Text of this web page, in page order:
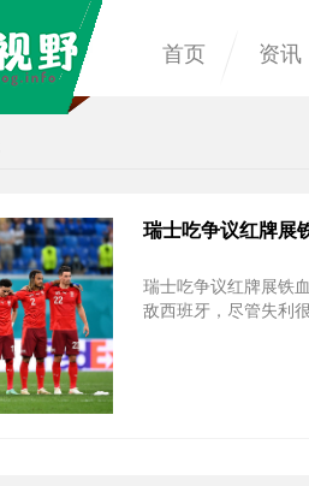
首页 资讯
瑞士吃争议红牌展
瑞士吃争议红牌展铁
敌西班牙，尽管失利